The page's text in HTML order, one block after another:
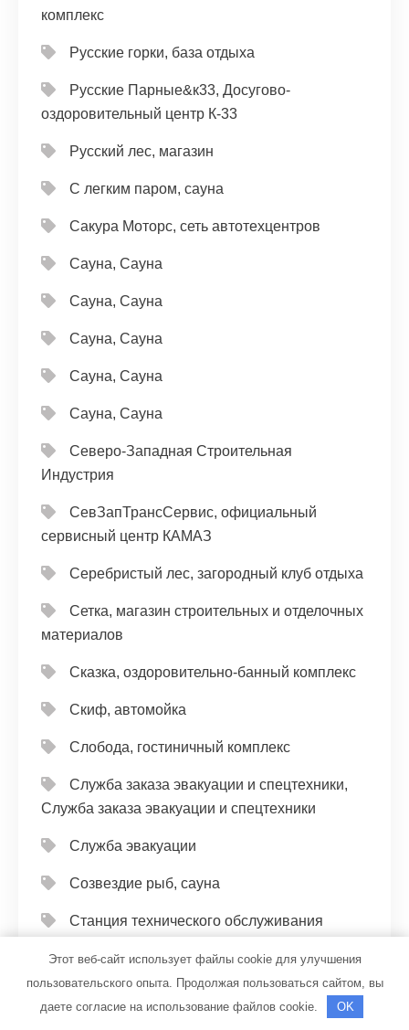
комплекс
Русские горки, база отдыха
Русские Парные&к33, Досугово-
оздоровительный центр К-33
Русский лес, магазин
С легким паром, сауна
Сакура Моторс, сеть автотехцентров
Сауна, Сауна
Сауна, Сауна
Сауна, Сауна
Сауна, Сауна
Сауна, Сауна
Северо-Западная Строительная
Индустрия
СевЗапТрансСервис, официальный
сервисный центр КАМАЗ
Серебристый лес, загородный клуб отдыха
Сетка, магазин строительных и отделочных
материалов
Сказка, оздоровительно-банный комплекс
Скиф, автомойка
Слобода, гостиничный комплекс
Служба заказа эвакуации и спецтехники,
Служба заказа эвакуации и спецтехники
Служба эвакуации
Созвездие рыб, сауна
Станция технического обслуживания
Старт финиш
Этот веб-сайт использует файлы cookie для улучшения
пользовательского опыта. Продолжая пользоваться сайтом, вы
даете согласие на использование файлов cookie.
OK